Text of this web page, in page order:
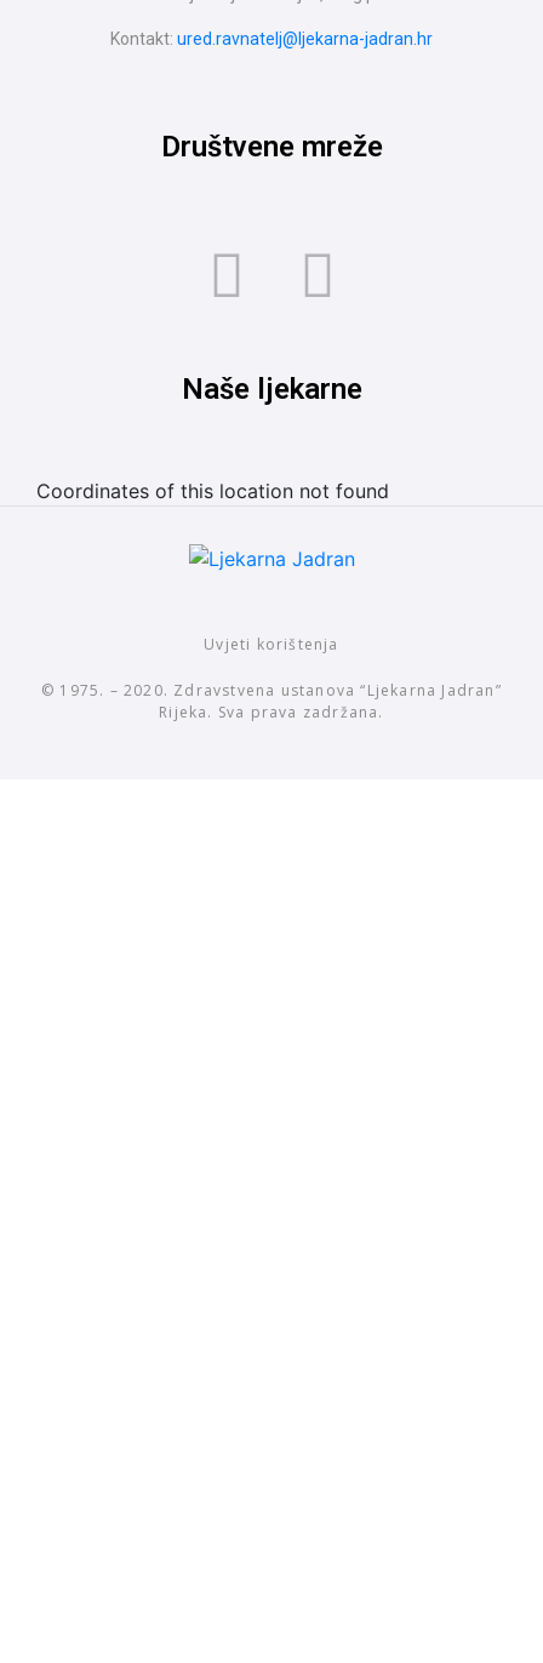
Kontakt: ured.ravnatelj@ljekarna-jadran.hr
Društvene mreže
Naše ljekarne
Coordinates of this location not found
Uvjeti korištenja
© 1975. – 2020. Zdravstvena ustanova “Ljekarna Jadran”
Rijeka. Sva prava zadržana.